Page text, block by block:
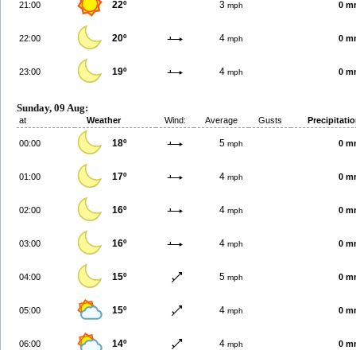
21:00 22º 3 mph 0
22:00 20º 4 mph 0
23:00 19º 4 mph 0
Sunday, 09 Aug:
at Weather Wind: Average Gusts
00:00 18º 5 mph 0
01:00 17º 4 mph 0
02:00 16º 4 mph 0
03:00 16º 4 mph 0
04:00 15º 5 mph 0
05:00 15º 4 mph 0
06:00 14º 4 mph 0